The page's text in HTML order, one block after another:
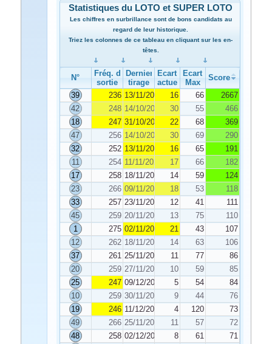
Statistiques du LOTO et SUPER LOTO
Les chiffres en surbrillance sont de bons candidats au
regard de leur historique.
Triez les colonnes de ce tableau en cliquant sur les en-
têtes.
N°
Fréq. de
sortie
Dernier
tirage
Ecart
actuel
Ecart
Max
Score
39
236 13/11/2024 16 66
2667
42
248 14/10/2024 30 55
466
18
247 31/10/2024 22 68
369
47
256 14/10/2024 30 69
290
32
252 13/11/2024 16 65
191
11
254 11/11/2024 17 66
182
17
258 18/11/2024 14 59
124
23
266 09/11/2024 18 53
118
33
257 23/11/2024 12 41
111
45
259 20/11/2024 13 75
110
1
275 02/11/2024 21 43
107
12
262 18/11/2024 14 63
106
37
261 25/11/2024 11 77
86
20
259 27/11/2024 10 59
85
25
247 09/12/2024 5 54
84
10
259 30/11/2024 9 44
76
19
246 11/12/2024 4 120
73
49
266 25/11/2024 11 57
72
48
258 02/12/2024 8 61
71